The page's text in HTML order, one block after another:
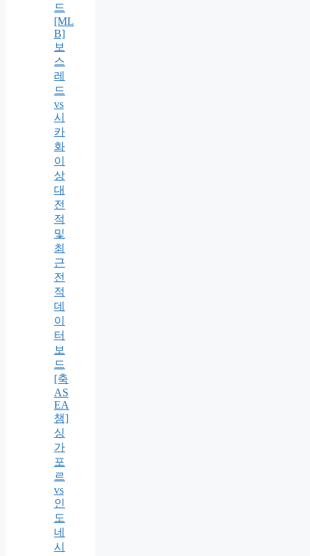
드
[ML
B]
보
스
레
드
vs
시
카
화
이
상
대
전
적
및
최
근
전
적
데
이
터
보
드
[축
AS
EA
챔]
싱
가
포
르
vs
인
도
네
시